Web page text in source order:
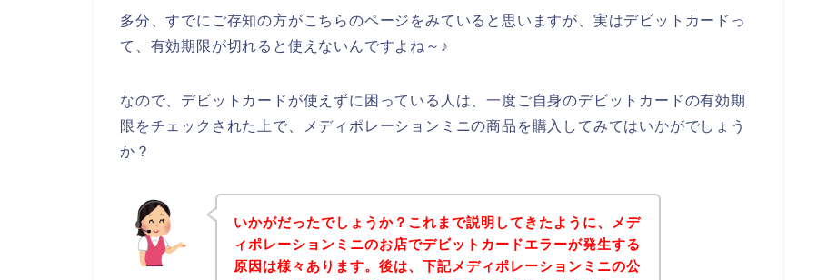
多分、すでにご存知の方がこちらのページをみていると思いますが、実はデビットカードっ
て、有効期限が切れると使えないんですよね～♪
なので、デビットカードが使えずに困っている人は、一度ご自身のデビットカードの有効期
限をチェックされた上で、メディポレーションミニの商品を購入してみてはいかがでしょう
か？
いかがだったでしょうか？これまで説明してきたように、メデ
ィポレーションミニのお店でデビットカードエラーが発生する
原因は様々あります。後は、下記メディポレーションミニの公